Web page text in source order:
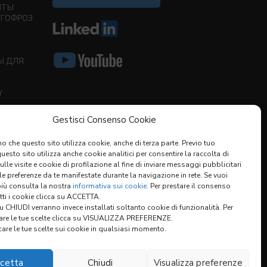
Gestisci Consenso Cookie
che questo sito utilizza cookie, anche di terza parte. Previo tuo
sito utilizza anche cookie analitici per consentire la raccolta di
visite e cookie di profilazione al fine di inviare messaggi pubblicitari
preferenze da te manifestate durante la navigazione in rete. Se vuoi
consulta la nostra informativa sui cookie. Per prestare il consenso
i cookie clicca su ACCETTA.
CHIUDI verranno invece installati soltanto cookie di funzionalità. Per
le tue scelte clicca su VISUALIZZA PREFERENZE.
le tue scelte sui cookie in qualsiasi momento.
Chiudi Visualizza preferenze
ДЛЯ